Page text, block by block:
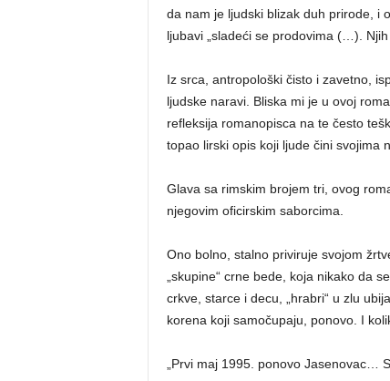
da nam je ljudski blizak duh prirode, i
ljubavi „sladeći se prodovima (…).
Iz srca, antropološki čisto i zavetno,
ljudske naravi. Bliska mi je u ovoj
refleksija romanopisca na te često
topao lirski opis koji ljude čini svojima
Glava sa rimskim brojem tri, ovog
njegovim oficirskim saborcima.
Ono bolno, stalno priviruje svojom
„skupine“ crne bede, koja nikako da
crkve, starce i decu, „hrabri“ u zlu
korena koji samočupaju, ponovo. I
„Prvi maj 1995. ponovo